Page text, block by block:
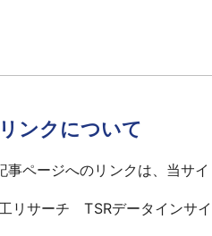
ンクについて
事ページへのリンクは、当サ
リサーチ TSRデータインサ